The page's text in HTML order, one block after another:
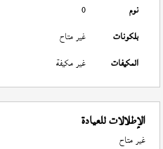
نوم
0
بلكونات
غير متاح
المكيفات
غير مكيفة
الإطلالات للعيادة
غير متاح